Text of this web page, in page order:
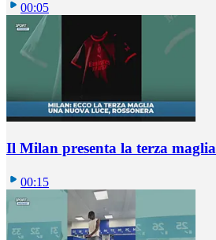
00:05
Il Milan presenta la terza maglia
00:15